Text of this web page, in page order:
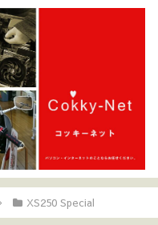
XS250 Special